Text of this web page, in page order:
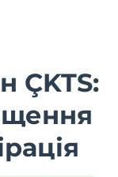
ÇKTS: